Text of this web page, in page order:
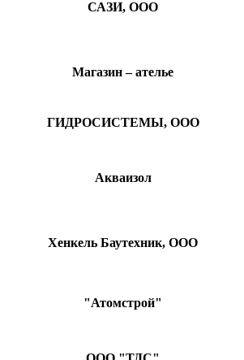
САЗИ, ООО
Магазин – ателье
ГИДРОСИСТЕМЫ, ООО
Акваизол
Хенкель Баутехник, ООО
"Атомстрой"